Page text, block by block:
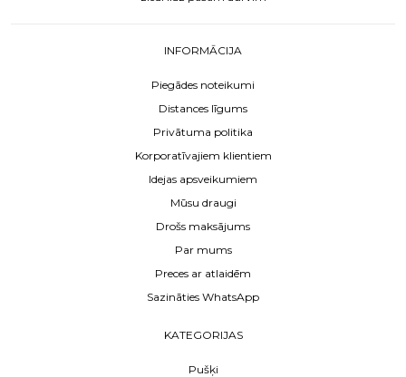
INFORMĀCIJA
Piegādes noteikumi
Distances līgums
Privātuma politika
Korporatīvajiem klientiem
Idejas apsveikumiem
Mūsu draugi
Drošs maksājums
Par mums
Preces ar atlaidēm
Sazināties WhatsApp
KATEGORIJAS
Pušķi